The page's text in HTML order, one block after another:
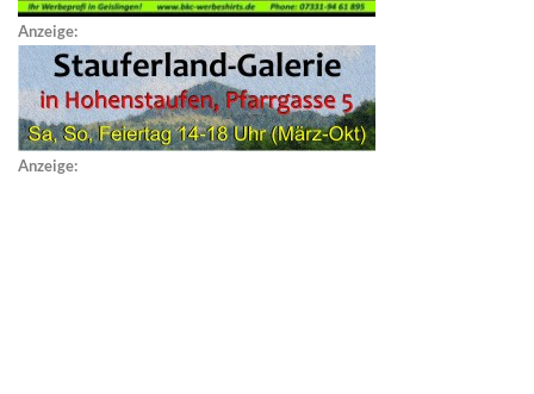
Anzeige:
Anzeige: